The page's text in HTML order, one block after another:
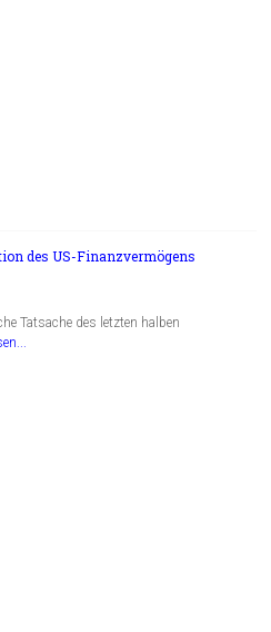
des US-Finanzvermögens
Tatsache des letzten halben